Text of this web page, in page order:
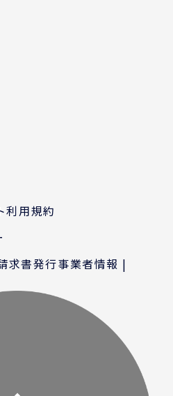
利用規約
求書発行事業者情報